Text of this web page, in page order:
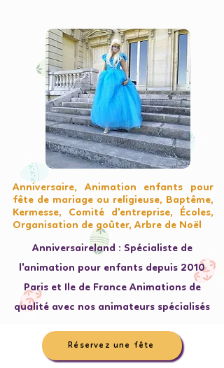
Anniversaire, Animation enfants pour
fête de mariage ou religieuse, Baptême,
Kermesse, Comité d'entreprise, Écoles,
Organisation de goûter, Arbre de Noël
Anniversaireland : Spécialiste de
l'animation pour enfants depuis 2010
Paris et Ile de France Animations de
qualité avec nos animateurs spécialisés
Réservez une fête